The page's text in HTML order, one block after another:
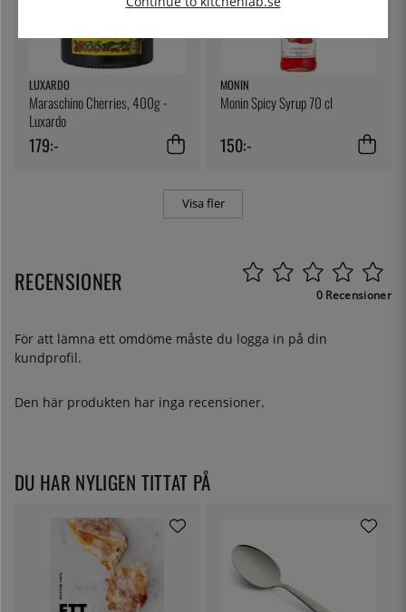
LUXARDO
Maraschino Cherries, 400g -
Luxardo
179:-
MONIN
Monin Spicy Syrup 70 cl
150:-
Visa fler
RECENSIONER 0 Recensioner
För att lämna ett omdöme måste du logga in på din
kundprofil.
Den här produkten har inga recensioner.
DU HAR NYLIGEN TITTAT PÅ